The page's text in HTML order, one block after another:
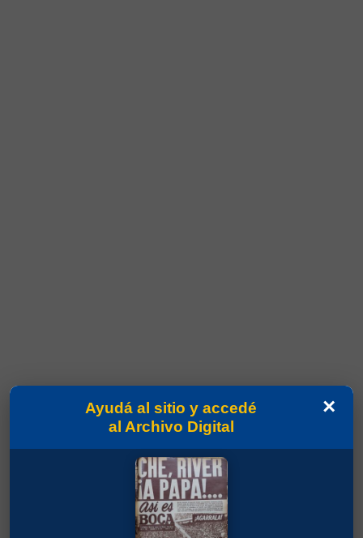
×
Ayudá al sitio y accedé
al Archivo Digital